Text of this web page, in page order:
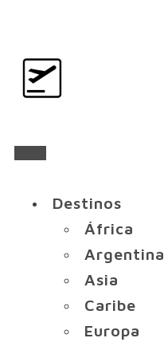
Destinos
África
Argentina
Asia
Caribe
Europa